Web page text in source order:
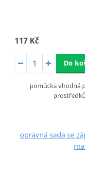
117 Kč
Do
pomůcka vhodná
opravná sada se